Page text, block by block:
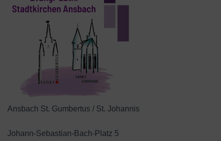
Ansbach St. Gumbertus / St. Johannis
Johann-Sebastian-Bach-Platz 5